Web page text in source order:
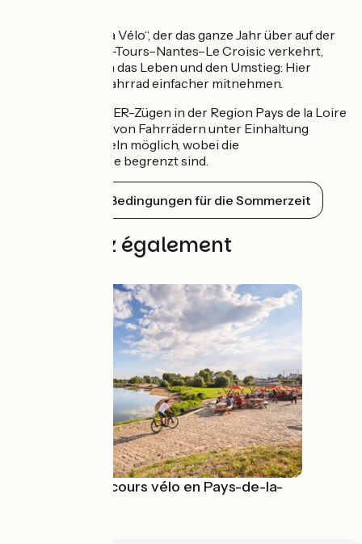
Der „Train Loire à Vélo“, der das ganze Jahr über auf der
Strecke Orléans–Tours–Nantes–Le Croisic verkehrt,
erleichtert Ihnen das Leben und den Umstieg: Hier
können Sie Ihr Fahrrad einfacher mitnehmen.
In den anderen TER-Zügen in der Region Pays de la Loire
ist die Mitnahme von Fahrrädern unter Einhaltung
bestimmter Regeln möglich, wobei die
Fahrradstellplätze begrenzt sind.
Siehe die Bedingungen für die Sommerzeit
Découvrez également
Idées de parcours vélo en Pays-de-la-